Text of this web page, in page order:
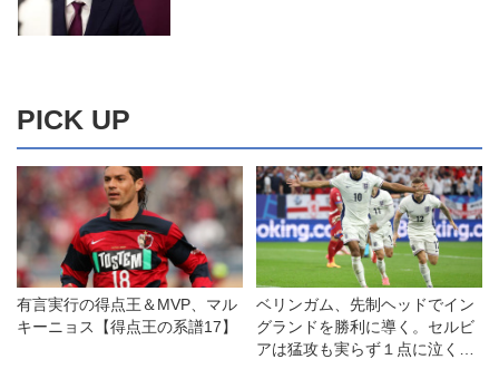
PICK UP
有言実行の得点王＆MVP、マル
キーニョス【得点王の系譜17】
ベリンガム、先制ヘッドでイン
グランドを勝利に導く。セルビ
アは猛攻も実らず１点に泣く